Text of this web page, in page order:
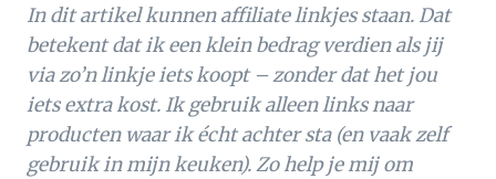
In dit artikel kunnen affiliate linkjes staan. Dat
betekent dat ik een klein bedrag verdien als jij
via zo’n linkje iets koopt – zonder dat het jou
iets extra kost. Ik gebruik alleen links naar
producten waar ik écht achter sta (en vaak zelf
gebruik in mijn keuken). Zo help je mij om